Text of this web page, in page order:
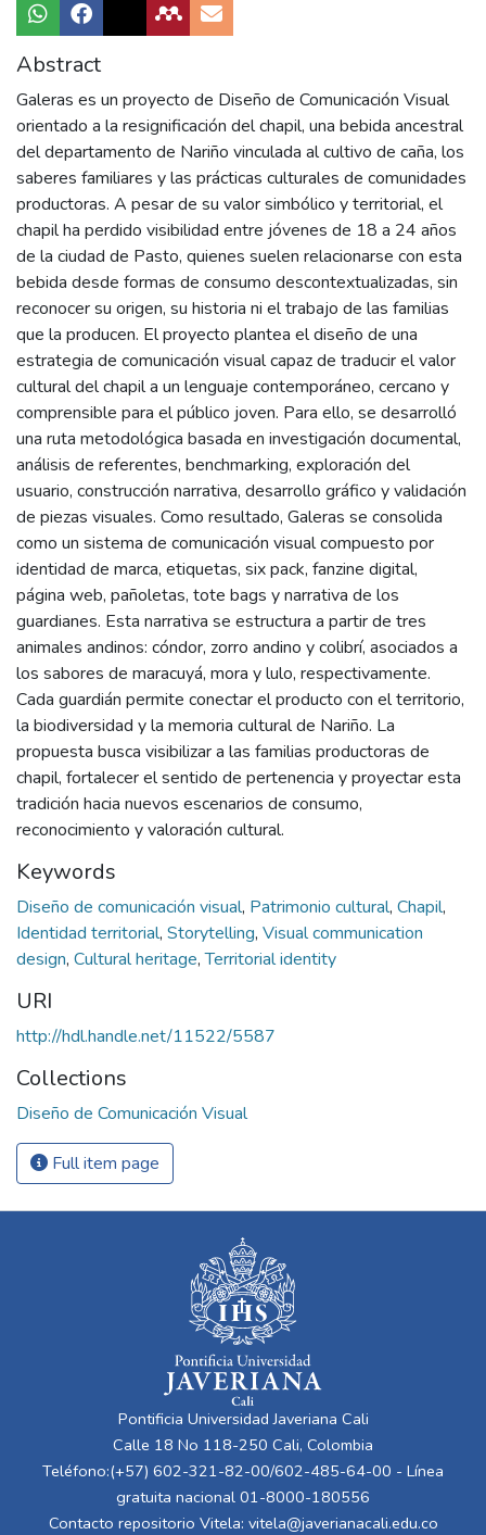
Abstract
Galeras es un proyecto de Diseño de Comunicación Visual
orientado a la resignificación del chapil, una bebida ancestral
del departamento de Nariño vinculada al cultivo de caña, los
saberes familiares y las prácticas culturales de comunidades
productoras. A pesar de su valor simbólico y territorial, el
chapil ha perdido visibilidad entre jóvenes de 18 a 24 años
de la ciudad de Pasto, quienes suelen relacionarse con esta
bebida desde formas de consumo descontextualizadas, sin
reconocer su origen, su historia ni el trabajo de las familias
que la producen. El proyecto plantea el diseño de una
estrategia de comunicación visual capaz de traducir el valor
cultural del chapil a un lenguaje contemporáneo, cercano y
comprensible para el público joven. Para ello, se desarrolló
una ruta metodológica basada en investigación documental,
análisis de referentes, benchmarking, exploración del
usuario, construcción narrativa, desarrollo gráfico y validación
de piezas visuales. Como resultado, Galeras se consolida
como un sistema de comunicación visual compuesto por
identidad de marca, etiquetas, six pack, fanzine digital,
página web, pañoletas, tote bags y narrativa de los
guardianes. Esta narrativa se estructura a partir de tres
animales andinos: cóndor, zorro andino y colibrí, asociados a
los sabores de maracuyá, mora y lulo, respectivamente.
Cada guardián permite conectar el producto con el territorio,
la biodiversidad y la memoria cultural de Nariño. La
propuesta busca visibilizar a las familias productoras de
chapil, fortalecer el sentido de pertenencia y proyectar esta
tradición hacia nuevos escenarios de consumo,
reconocimiento y valoración cultural.
Keywords
Diseño de comunicación visual, Patrimonio cultural, Chapil,
Identidad territorial, Storytelling, Visual communication
design, Cultural heritage,Territorial identity
URI
http://hdl.handle.net/11522/5587
Collections
Diseño de Comunicación Visual
Full item page
Pontificia Universidad Javeriana Cali
Calle 18 No 118-250 Cali, Colombia
Teléfono:(+57) 602-321-82-00/602-485-64-00 - Línea
gratuita nacional 01-8000-180556
Contacto repositorio Vitela: vitela@javerianacali.edu.co